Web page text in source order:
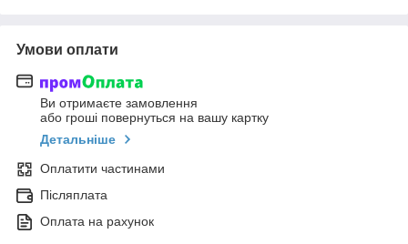
Умови оплати
Ви отримаєте замовлення
або гроші повернуться на вашу картку
Детальніше
Оплатити частинами
Післяплата
Оплата на рахунок